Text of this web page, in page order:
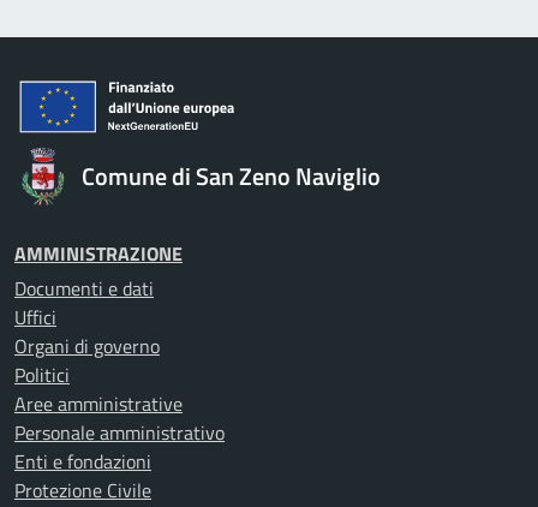
Comune di San Zeno Naviglio
AMMINISTRAZIONE
Documenti e dati
Uffici
Organi di governo
Politici
Aree amministrative
Personale amministrativo
Enti e fondazioni
Protezione Civile